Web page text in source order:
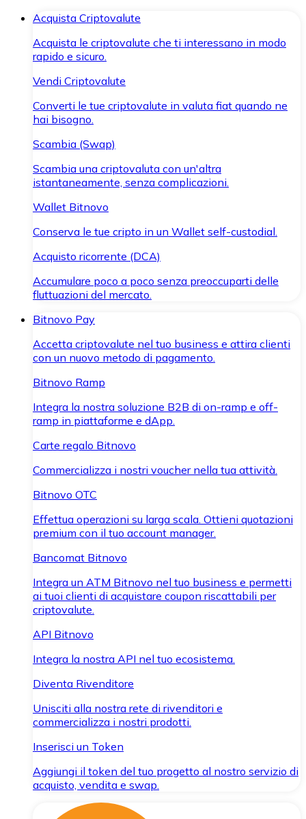
Acquista Criptovalute
Acquista le criptovalute che ti interessano in modo
rapido e sicuro.
Vendi Criptovalute
Converti le tue criptovalute in valuta fiat quando ne
hai bisogno.
Scambia (Swap)
Scambia una criptovaluta con un'altra
istantaneamente, senza complicazioni.
Wallet Bitnovo
Conserva le tue cripto in un Wallet self-custodial.
Acquisto ricorrente (DCA)
Accumulare poco a poco senza preoccuparti delle
fluttuazioni del mercato.
Bitnovo Pay
Accetta criptovalute nel tuo business e attira clienti
con un nuovo metodo di pagamento.
Bitnovo Ramp
Integra la nostra soluzione B2B di on-ramp e off-
ramp in piattaforme e dApp.
Carte regalo Bitnovo
Commercializza i nostri voucher nella tua attività.
Bitnovo OTC
Effettua operazioni su larga scala. Ottieni quotazioni
premium con il tuo account manager.
Bancomat Bitnovo
Integra un ATM Bitnovo nel tuo business e permetti
ai tuoi clienti di acquistare coupon riscattabili per
criptovalute.
API Bitnovo
Integra la nostra API nel tuo ecosistema.
Diventa Rivenditore
Unisciti alla nostra rete di rivenditori e
commercializza i nostri prodotti.
Inserisci un Token
Aggiungi il token del tuo progetto al nostro servizio di
acquisto, vendita e swap.